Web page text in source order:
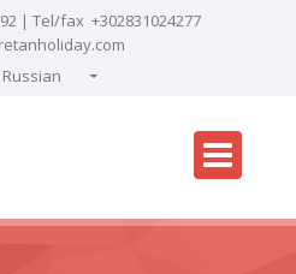
| Tel/fax +302831024277
Russian